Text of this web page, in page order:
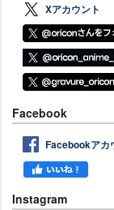
Xアカウント
Facebook
Facebookアカ
Instagram